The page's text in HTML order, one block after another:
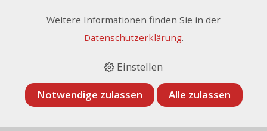
Weitere Informationen finden Sie in der
Datenschutzerklärung.
Einstellen
Notwendige zulassen Alle zulassen